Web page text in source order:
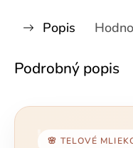
Popis
Podrobný popis
🌸 TELOVÉ